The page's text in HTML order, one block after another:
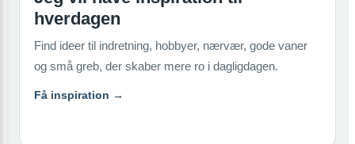
hverdagen
Find ideer til indretning, hobbyer, nærvær, gode vaner
og små greb, der skaber mere ro i dagligdagen.
Få inspiration →